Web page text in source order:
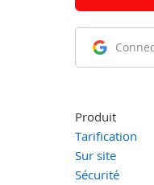
Produit
Tarification
Sur site
Sécurité